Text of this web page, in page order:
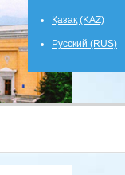
Қазақ (KAZ)
Русский (RUS)